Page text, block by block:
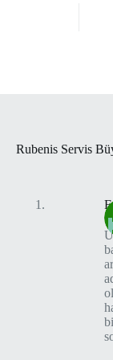
Rubenis Servis